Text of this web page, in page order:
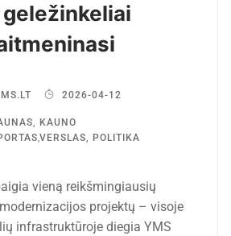
2026-04-12
KAUNO
,VERSLAS, POLITIKA
vieną reikšmingiausių
projektų – visoje
infrastruktūroje diegia YMS